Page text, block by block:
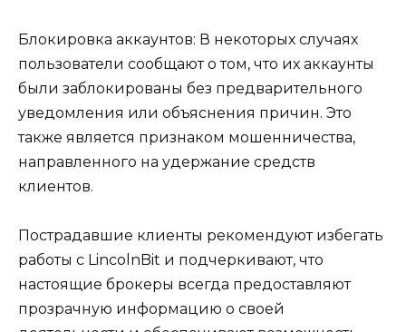
Блокировка аккаунтов: В некоторых случаях
пользователи сообщают о том, что их аккаунты
были заблокированы без предварительного
уведомления или объяснения причин. Это
также является признаком мошенничества,
направленного на удержание средств
клиентов.
Пострадавшие клиенты рекомендуют избегать
работы с LincolnBit и подчеркивают, что
настоящие брокеры всегда предоставляют
прозрачную информацию о своей